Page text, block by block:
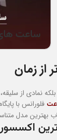
ساعت
از زمان
نمادی از
فلورانس با
بهترین مدل